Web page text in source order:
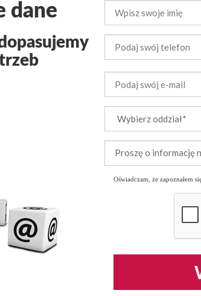
dane
Oświadczam, że zapoznałem